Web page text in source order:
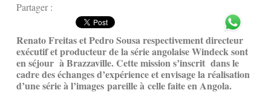
Partager :
Renato Freitas et Pedro Sousa respectivement directeur
exécutif et producteur de la série angolaise Windeck sont
en séjour à Brazzaville. Cette mission s’inscrit dans le
cadre des échanges d’expérience et envisage la réalisation
d’une série à l’images pareille à celle faite en Angola.